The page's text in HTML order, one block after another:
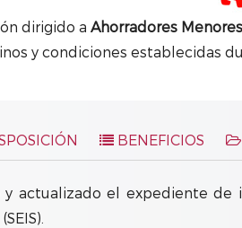
dirigido a Ahorradores
y condiciones establecidas
BENEFICIOS
actualizado el expediente de